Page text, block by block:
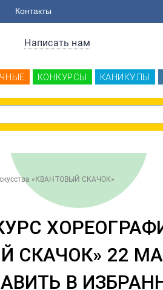
Контакты
Написать нам
КОНКУРСЫ КАНИКУЛЫ
«КВАНТОВЫЙ СКАЧОК»
СКАЧОК» 22